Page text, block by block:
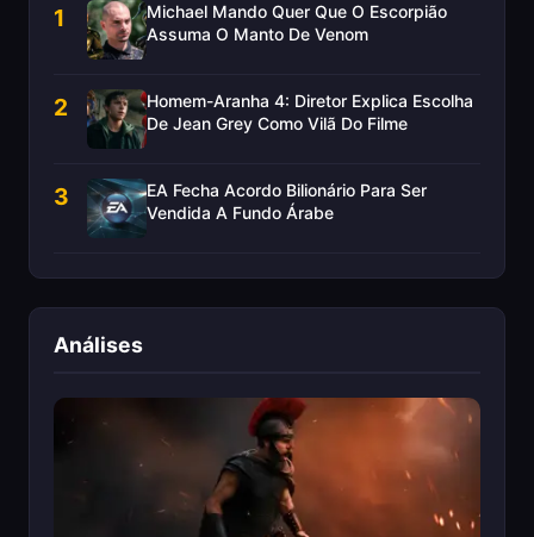
1
Michael Mando Quer Que O Escorpião
Assuma O Manto De Venom
2
Homem-Aranha 4: Diretor Explica Escolha
De Jean Grey Como Vilã Do Filme
3
EA Fecha Acordo Bilionário Para Ser
Vendida A Fundo Árabe
Análises